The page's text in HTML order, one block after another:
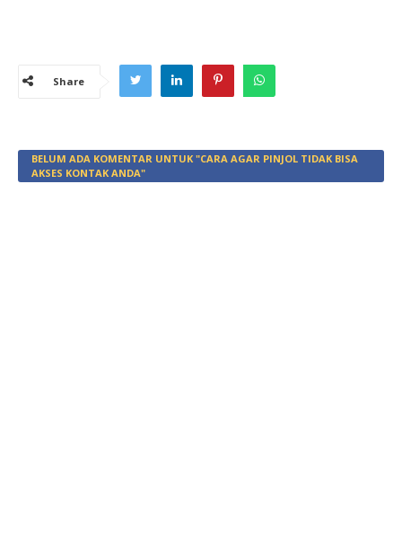
Share
BELUM ADA KOMENTAR UNTUK "CARA AGAR PINJOL TIDAK BISA
AKSES KONTAK ANDA"